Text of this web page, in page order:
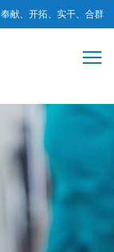
奉献、开拓、实干、合群